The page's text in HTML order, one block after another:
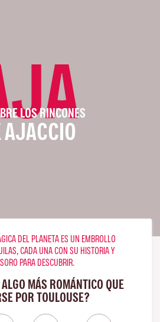
LOS RINCONES
AJACCIO
DEL PLANETA ES UN EMBROLLO
CADA UNA CON SU HISTORIA Y
PARA DESCUBRIR.
MÁS ROMÁNTICO QUE
POR TOULOUSE?